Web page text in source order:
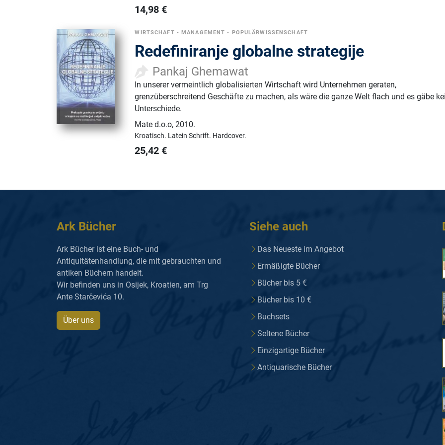
14,98 €
WIRTSCHAFT • MANAGEMENT • POPULÄRWISSENSCHAFT
Redefiniranje globalne strategije
Pankaj Ghemawat
In unserer vermeintlich globalisierten Wirtschaft wird Unternehmen geraten,
grenzüberschreitend Geschäfte zu machen, als wäre die ganze Welt flach und es gäbe
Unterschiede.
Mate d.o.o,2010.
Kroatisch. Latein Schrift. Hardcover.
25,42 €
Ark Bücher
Ark Bücher ist eine Buch- und
Antiquitätenhandlung, die mit gebrauchten und
antiken Büchern handelt.
Wir befinden uns in Osijek, Kroatien, am Trg
Ante Starčevića 10.
Über uns
Siehe auch
Das Neueste im Angebot
Ermäßigte Bücher
Bücher bis 5 €
Bücher bis 10 €
Buchsets
Seltene Bücher
Einzigartige Bücher
Antiquarische Bücher